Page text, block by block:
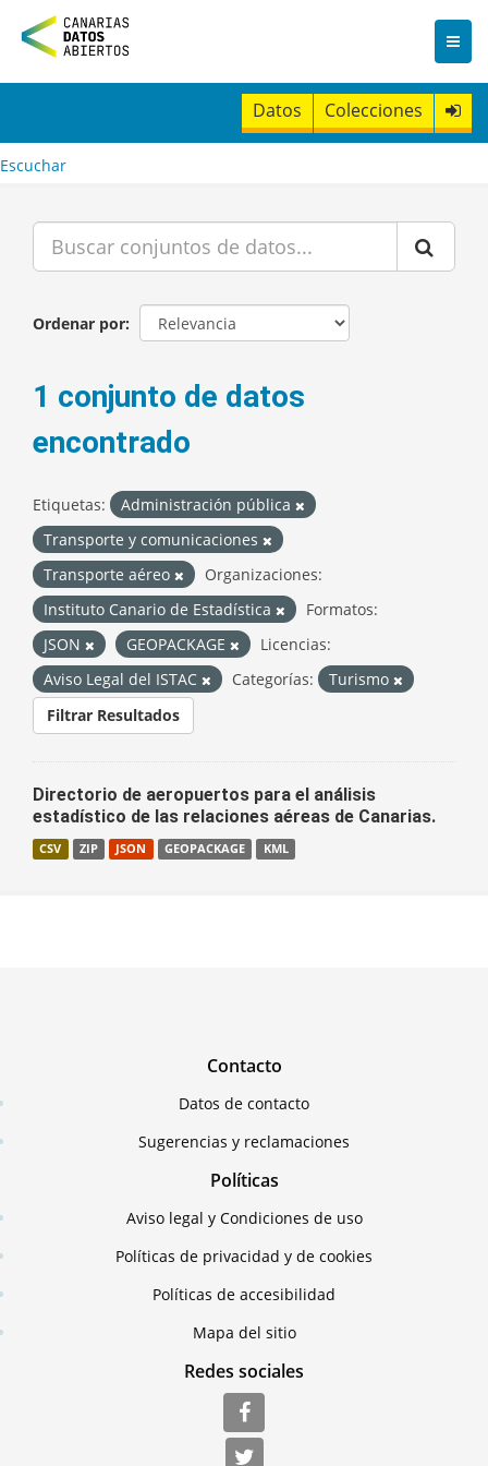
n
t
Datos Colecciones
Escuchar
Ordenar por
1 conjunto de datos
encontrado
Etiquetas:
Administración pública
Transporte y comunicaciones
Transporte aéreo
Organizaciones:
Instituto Canario de Estadística
Formatos:
JSON
GEOPACKAGE
Licencias:
Aviso Legal del ISTAC
Categorías:
Turismo
Filtrar Resultados
Directorio de aeropuertos para el análisis
estadístico de las relaciones aéreas de Canarias.
CSV ZIP JSON GEOPACKAGE KML
Contacto
Datos de contacto
Sugerencias y reclamaciones
Políticas
Aviso legal y Condiciones de uso
Políticas de privacidad y de cookies
Políticas de accesibilidad
Mapa del sitio
Redes sociales